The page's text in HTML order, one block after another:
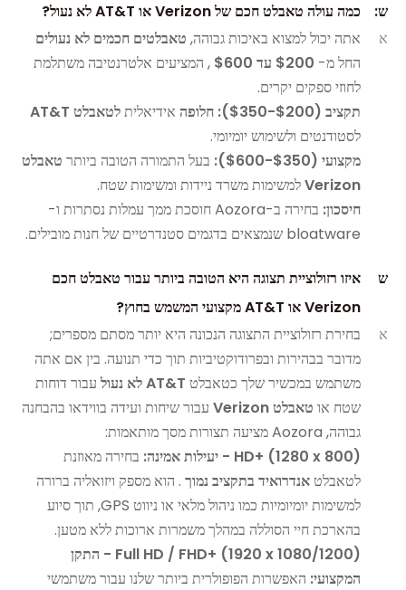
ש:
כמה עולה טאבלט חכם של Verizon או AT&T לא נעול?
א
אתה יכול למצוא באיכות גבוהה, טאבלטים חכמים לא נעולים
החל מ- $200 עד $600
, המציעים אלטרנטיבה משתלמת
לחוזי ספקים יקרים.
תקציב ($200-$350): חלופה
אידיאליתלטאבלט AT&T
לסטודנטים ולשימוש יומיומי.
מקצועי ($350-$600):
בעל התמורה הטובה ביותר טאבלט
Verizonלמשימות משרד ניידות ומשימות שטח.
חיסכון:
בחירה ב-Aozora חוסכת ממך עמלות נסתרות ו-
bloatware שנמצאים בדגמים סטנדרטיים של חנות מובילים.
ש
איזו רזולוציית תצוגה היא הטובה ביותר עבור טאבלט חכם
Verizon או AT&T מקצועי המשמש בחוץ?
א
בחירת רזולוציית התצוגה הנכונה היא יותר מסתם מספרים;
מדובר בבהירות ובפרודוקטיביות תוך כדי תנועה. בין אם אתה
משתמש במכשיר שלך כטאבלט AT&T לא נעול
עבור דוחות
שטח או טאבלט Verizon
עבור שיחות ועידה בווידאו בהבחנה
גבוהה, Aozora מציעה תצורות מסך מותאמות:
HD+ (1280 x 800) - יעילות אמינה:
בחירה מאוזנת
לטאבלטאנדרואיד בתקציב נמוך . הוא מספק ויזואליה ברורה
למשימות יומיומיות כמו ניהול מלאי או ניווט GPS, תוך סיוע
בהארכת חיי הסוללה במהלך משמרות ארוכות ללא מטען.
Full HD / FHD+ (1920 x 1080/1200) - התקן
המקצועי: האפשרות הפופולרית ביותר שלנו עבור משתמשי